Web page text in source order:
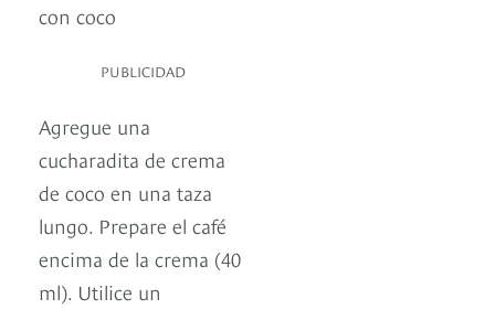
con coco
PUBLICIDAD
Agregue una
cucharadita de crema
de coco en una taza
lungo. Prepare el café
encima de la crema (40
ml). Utilice un